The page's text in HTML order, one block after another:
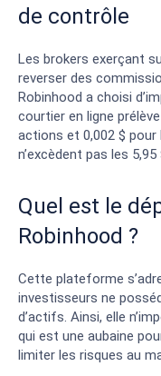
de contrôle
Les brokers exerçant
reverser des
Robinhood a choisi
courtier en ligne
actions et 0,002 $
n’excèdent pas les 5,95
Quel est le
Robinhood ?
Cette plateforme
investisseurs ne
d’actifs. Ainsi, elle
qui est une aubaine
limiter les risques au